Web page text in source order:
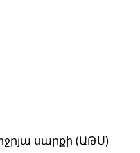
սարքի (ԱԹՍ)